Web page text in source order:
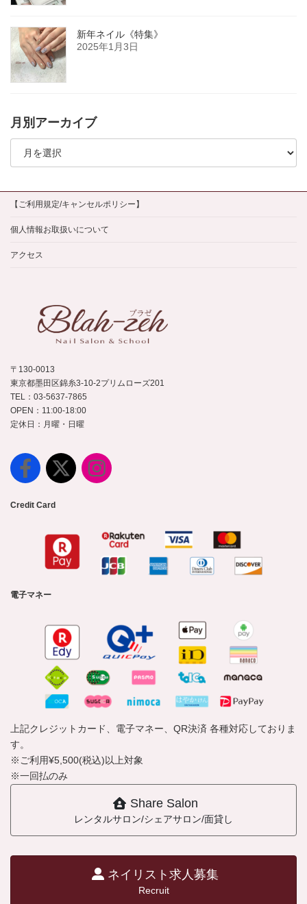
新年ネイル《特集》
2025年1月3日
月別アーカイブ
月
イ
ブ
【ご利用規定/キャンセルポリシー】
個人情報お取扱いについて
アクセス
〒130-0013
東京都墨田区錦糸3-10-2プリムローズ201
TEL：03-5637-7865
OPEN：11:00-18:00
定休日：月曜・日曜
Credit Card
電子マネー
上記クレジットカード、電子マネー、QR決済 各種対応しておりま
す。
※ご利用¥5,500(税込)以上対象
※一回払のみ
Share Salon
レンタルサロン/シェアサロン/面貸し
ネイリスト求人募集
Recruit